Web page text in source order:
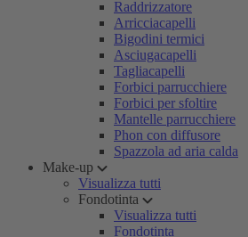
Raddrizzatore
Arricciacapelli
Bigodini termici
Asciugacapelli
Tagliacapelli
Forbici parrucchiere
Forbici per sfoltire
Mantelle parrucchiere
Phon con diffusore
Spazzola ad aria calda
Make-up
Visualizza tutti
Fondotinta
Visualizza tutti
Fondotinta